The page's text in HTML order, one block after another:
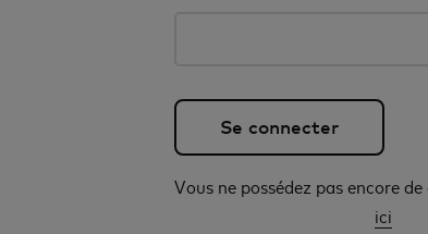
Vous ne possédez pas encore
ici